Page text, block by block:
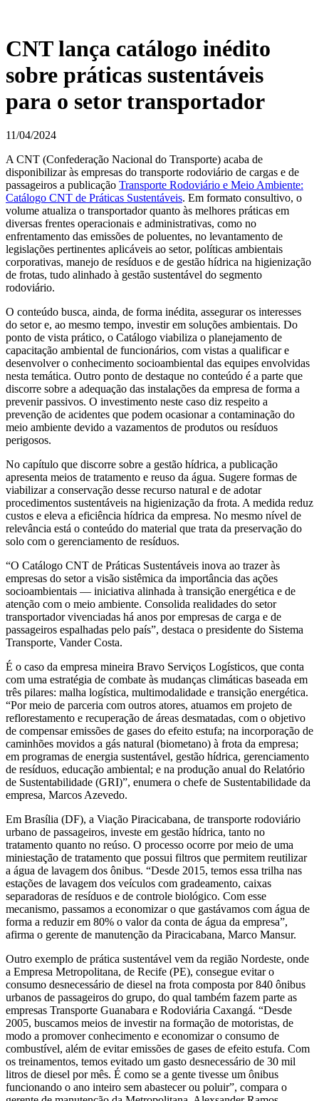
CNT lança catálogo inédito
sobre práticas sustentáveis
para o setor transportador
11/04/2024
A CNT (Confederação Nacional do Transporte) acaba de
disponibilizar às empresas do transporte rodoviário de cargas e de
passageiros a publicação Transporte Rodoviário e Meio Ambiente:
Catálogo CNT de Práticas Sustentáveis. Em formato consultivo, o
volume atualiza o transportador quanto às melhores práticas em
diversas frentes operacionais e administrativas, como no
enfrentamento das emissões de poluentes, no levantamento de
legislações pertinentes aplicáveis ao setor, políticas ambientais
corporativas, manejo de resíduos e de gestão hídrica na higienização
de frotas, tudo alinhado à gestão sustentável do segmento
rodoviário.
O conteúdo busca, ainda, de forma inédita, assegurar os interesses
do setor e, ao mesmo tempo, investir em soluções ambientais. Do
ponto de vista prático, o Catálogo viabiliza o planejamento de
capacitação ambiental de funcionários, com vistas a qualificar e
desenvolver o conhecimento socioambiental das equipes envolvidas
nesta temática. Outro ponto de destaque no conteúdo é a parte que
discorre sobre a adequação das instalações da empresa de forma a
prevenir passivos. O investimento neste caso diz respeito a
prevenção de acidentes que podem ocasionar a contaminação do
meio ambiente devido a vazamentos de produtos ou resíduos
perigosos.
No capítulo que discorre sobre a gestão hídrica, a publicação
apresenta meios de tratamento e reuso da água. Sugere formas de
viabilizar a conservação desse recurso natural e de adotar
procedimentos sustentáveis na higienização da frota. A medida reduz
custos e eleva a eficiência hídrica da empresa. No mesmo nível de
relevância está o conteúdo do material que trata da preservação do
solo com o gerenciamento de resíduos.
“O Catálogo CNT de Práticas Sustentáveis inova ao trazer às
empresas do setor a visão sistêmica da importância das ações
socioambientais — iniciativa alinhada à transição energética e de
atenção com o meio ambiente. Consolida realidades do setor
transportador vivenciadas há anos por empresas de carga e de
passageiros espalhadas pelo país”, destaca o presidente do Sistema
Transporte, Vander Costa.
É o caso da empresa mineira Bravo Serviços Logísticos, que conta
com uma estratégia de combate às mudanças climáticas baseada em
três pilares: malha logística, multimodalidade e transição energética.
“Por meio de parceria com outros atores, atuamos em projeto de
reflorestamento e recuperação de áreas desmatadas, com o objetivo
de compensar emissões de gases do efeito estufa; na incorporação de
caminhões movidos a gás natural (biometano) à frota da empresa;
em programas de energia sustentável, gestão hídrica, gerenciamento
de resíduos, educação ambiental; e na produção anual do Relatório
de Sustentabilidade (GRI)”, enumera o chefe de Sustentabilidade da
empresa, Marcos Azevedo.
Em Brasília (DF), a Viação Piracicabana, de transporte rodoviário
urbano de passageiros, investe em gestão hídrica, tanto no
tratamento quanto no reúso. O processo ocorre por meio de uma
miniestação de tratamento que possui filtros que permitem reutilizar
a água de lavagem dos ônibus. “Desde 2015, temos essa trilha nas
estações de lavagem dos veículos com gradeamento, caixas
separadoras de resíduos e de controle biológico. Com esse
mecanismo, passamos a economizar o que gastávamos com água de
forma a reduzir em 80% o valor da conta de água da empresa”,
afirma o gerente de manutenção da Piracicabana, Marco Mansur.
Outro exemplo de prática sustentável vem da região Nordeste, onde
a Empresa Metropolitana, de Recife (PE), consegue evitar o
consumo desnecessário de diesel na frota composta por 840 ônibus
urbanos de passageiros do grupo, do qual também fazem parte as
empresas Transporte Guanabara e Rodoviária Caxangá. “Desde
2005, buscamos meios de investir na formação de motoristas, de
modo a promover conhecimento e economizar o consumo de
combustível, além de evitar emissões de gases de efeito estufa. Com
os treinamentos, temos evitado um gasto desnecessário de 30 mil
litros de diesel por mês. É como se a gente tivesse um ônibus
funcionando o ano inteiro sem abastecer ou poluir”, compara o